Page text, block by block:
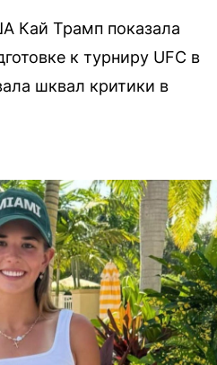
Кай Трамп показала
к турниру UFC в
шквал критики в